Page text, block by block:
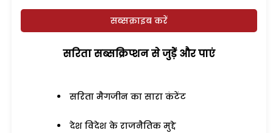
सब्सक्राइब करें
सरिता सब्सक्रिप्शन से जुड़ेें और पाएं
सरिता मैगजीन का सारा कंटेंट
देश विदेश के राजनैतिक मुद्दे